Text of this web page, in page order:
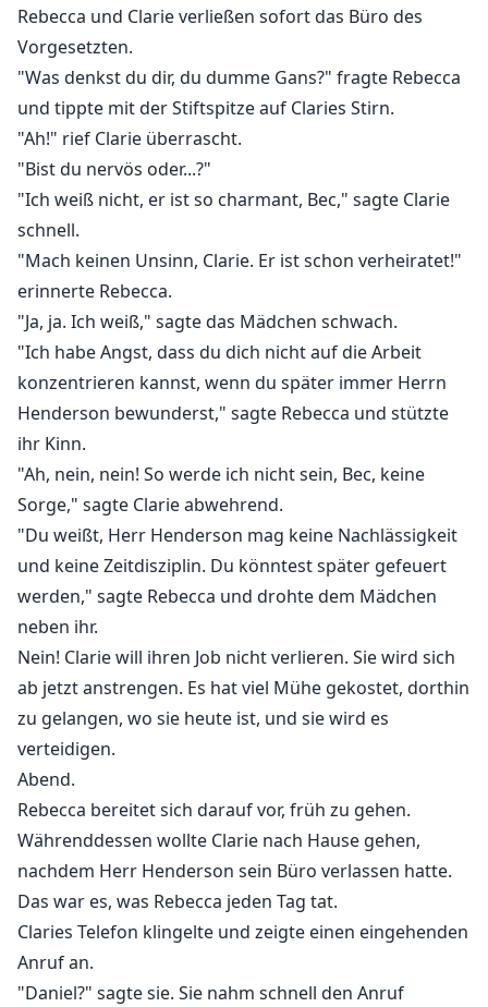
Rebecca und Clarie verließen sofort das Büro des
Vorgesetzten.
"Was denkst du dir, du dumme Gans?" fragte Rebecca
und tippte mit der Stiftspitze auf Claries Stirn.
"Ah!" rief Clarie überrascht.
"Bist du nervös oder...?"
"Ich weiß nicht, er ist so charmant, Bec," sagte Clarie
schnell.
"Mach keinen Unsinn, Clarie. Er ist schon verheiratet!"
erinnerte Rebecca.
"Ja, ja. Ich weiß," sagte das Mädchen schwach.
"Ich habe Angst, dass du dich nicht auf die Arbeit
konzentrieren kannst, wenn du später immer Herrn
Henderson bewunderst," sagte Rebecca und stützte
ihr Kinn.
"Ah, nein, nein! So werde ich nicht sein, Bec, keine
Sorge," sagte Clarie abwehrend.
"Du weißt, Herr Henderson mag keine Nachlässigkeit
und keine Zeitdisziplin. Du könntest später gefeuert
werden," sagte Rebecca und drohte dem Mädchen
neben ihr.
Nein! Clarie will ihren Job nicht verlieren. Sie wird sich
ab jetzt anstrengen. Es hat viel Mühe gekostet, dorthin
zu gelangen, wo sie heute ist, und sie wird es
verteidigen.
Abend.
Rebecca bereitet sich darauf vor, früh zu gehen.
Währenddessen wollte Clarie nach Hause gehen,
nachdem Herr Henderson sein Büro verlassen hatte.
Das war es, was Rebecca jeden Tag tat.
Claries Telefon klingelte und zeigte einen eingehenden
Anruf an.
"Daniel?" sagte sie. Sie nahm schnell den Anruf